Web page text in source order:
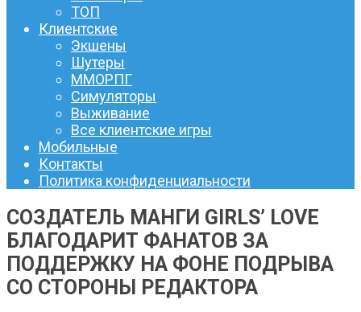
ТОП
Клиентские
Экшены
Шутеры
ММОРПГ
Симуляторы
Выживание
Все клиентские игры
Мобильные
Контакты
Политика конфиденциальности
СОЗДАТЕЛЬ МАНГИ GIRLS’ LOVE
БЛАГОДАРИТ ФАНАТОВ ЗА
ПОДДЕРЖКУ НА ФОНЕ ПОДРЫВА
СО СТОРОНЫ РЕДАКТОРА